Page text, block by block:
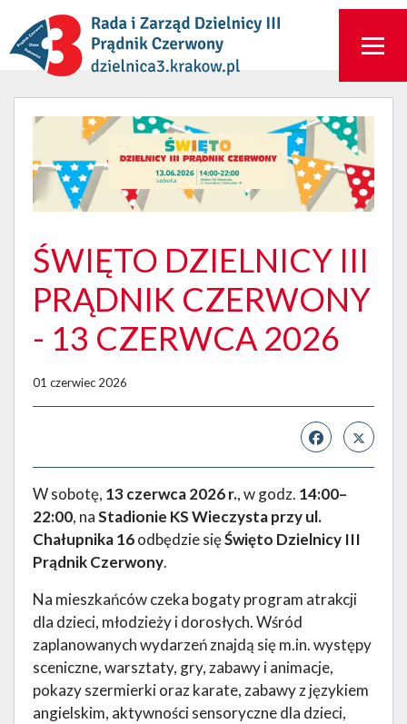
ŚWIĘTO DZIELNICY III
PRĄDNIK CZERWONY
- 13 CZERWCA 2026
01 czerwiec 2026
W sobotę, 13 czerwca 2026 r., w godz. 14:00–
22:00, naStadionie KS Wieczysta przy ul.
Chałupnika 16odbędzie sięŚwięto Dzielnicy III
Prądnik Czerwony.
Na mieszkańców czeka bogaty program atrakcji
dla dzieci, młodzieży i dorosłych. Wśród
zaplanowanych wydarzeń znajdą się m.in. występy
sceniczne, warsztaty, gry, zabawy i animacje,
pokazy szermierki oraz karate, zabawy z językiem
angielskim, aktywności sensoryczne dla dzieci,